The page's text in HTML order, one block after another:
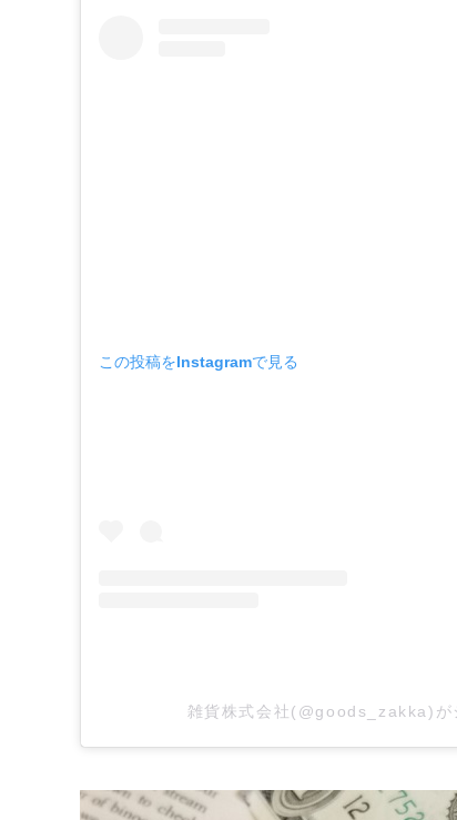
この投稿をInstagramで見る
雑貨株式会社(@goods_zakka)が